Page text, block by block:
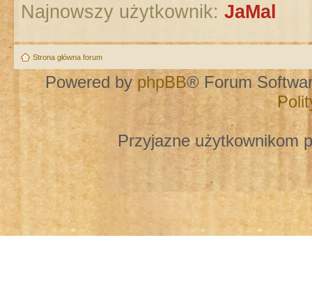
Najnowszy użytkownik: JaMal
Strona główna forum
Powered by phpBB® Forum
Przyjazne użytkownikom